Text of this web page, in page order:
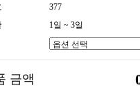
377
1일 ~ 3일
금액